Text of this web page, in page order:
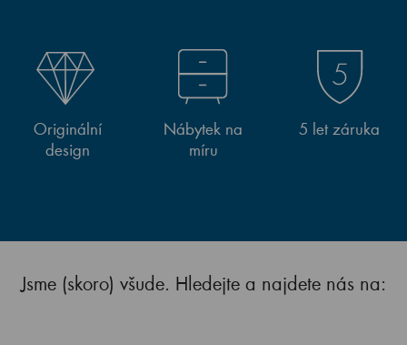
Originální
design
Nábytek na
míru
5 let záruka
Jsme (skoro) všude. Hledejte a najdete nás na: